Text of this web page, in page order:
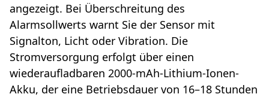
angezeigt. Bei Überschreitung des
Alarmsollwerts warnt Sie der Sensor mit
Signalton, Licht oder Vibration. Die
Stromversorgung erfolgt über einen
wiederaufladbaren 2000-mAh-Lithium-Ionen-
Akku, der eine Betriebsdauer von 16–18 Stunden